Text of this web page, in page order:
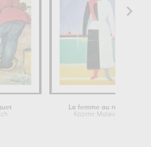
La femme au râteau
Kazimir Malevitch